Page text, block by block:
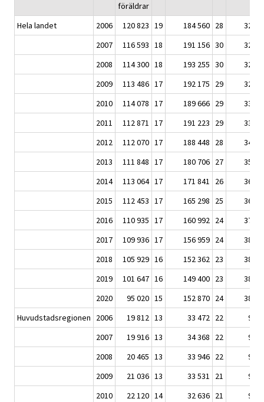
föräldrar
Hela landet 2006 120 823 19 184 560 28
323
2007
116 593 18 191 156 30
320
2008
114 300 18 193 255 30
322
2009
113 486 17 192 175 29
326
2010
114 078 17 189 666 29
333
2011
112 871 17 191 223 29
336
2012
112 070 17 188 448 28
343
2013
111 848 17 180 706 27
351
2014
113 064 17 171 841 26
362
2015
112 453 17 165 298 25
369
2016
110 935 17 160 992 24
375
2017
109 936 17 156 959 24
380
2018
105 929 16 152 362 23
382
2019
101 647 16 149 400 23
385
2020
95 020 15 152 870 24
384
Huvudstadsregionen
2006 19 812 13 33 472 22
93
2007
19 916 13 34 368 22
94
2008
20 465 13 33 946 22
96
2009
21 036 13 33 531 21
96
2010
22 120 14 32 636 21
98